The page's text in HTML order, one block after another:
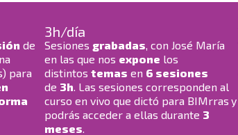
de
para
3h/día
Sesiones grabadas, con José María
en las que nos expone los
distintos temas en 6 sesiones
de 3h. Las sesiones corresponden al
curso en vivo que dictó para BIMrras y
podrás acceder a ellas durante 3
meses.